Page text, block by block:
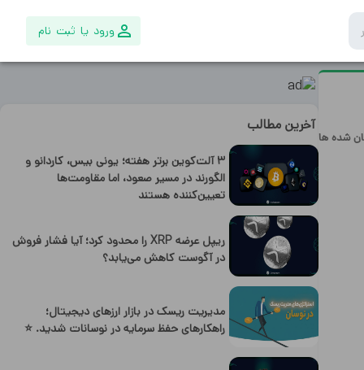
ورود یا ثبت نام
آخرین مطالب
۳ آلت‌کوین برتر هفته؛ یونی بیس، کاردانو و
الگورند در مسیر صعود، اما مقاومت‌ها
تعیین‌کننده هستند
ریپل عرضه XRP را محدود کرد؛ آیا فشار فروش
در آگوست کاهش می‌یابد؟
مدیریت ریسک در بازار ارزهای دیجیتال؛
راهکارهای حفظ سرمایه در نوسانات شدید. ⭐
شده ها